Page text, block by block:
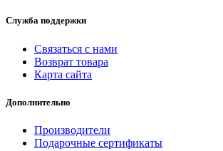
Служба поддержки
Связаться с нами
Возврат товара
Карта сайта
Дополнительно
Производители
Подарочные сертификаты